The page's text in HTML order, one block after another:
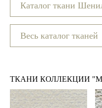
Каталог ткани
Весь каталог тканей
ТКАНИ КОЛЛЕКЦИИ